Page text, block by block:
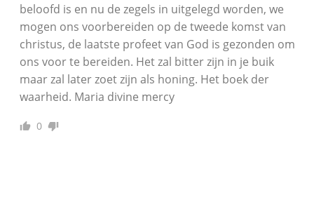
beloofd is en nu de zegels in uitgelegd worden, we
mogen ons voorbereiden op de tweede komst van
christus, de laatste profeet van God is gezonden om
ons voor te bereiden. Het zal bitter zijn in je buik
maar zal later zoet zijn als honing. Het boek der
waarheid. Maria divine mercy
0